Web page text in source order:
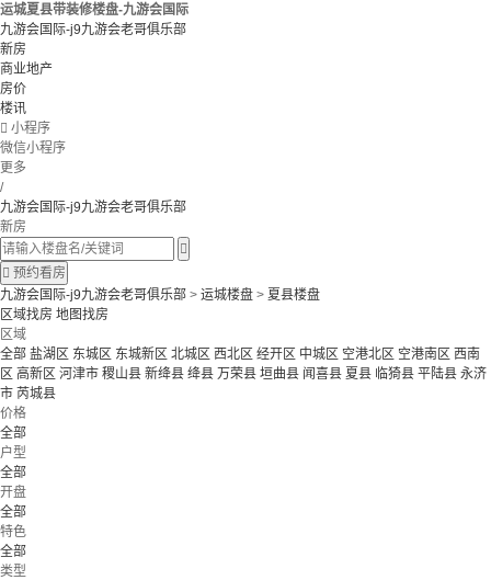
运城夏县带装修楼盘-九游会国际
九游会国际-j9九游会老哥俱乐部
新房
商业地产
房价
楼讯
 小程序
微信小程序
更多
/
九游会国际-j9九游会老哥俱乐部
新房

 预约看房
九游会国际-j9九游会老哥俱乐部 > 运城楼盘 > 夏县楼盘
区域找房 地图找房
区域
全部 盐湖区 东城区 东城新区 北城区 西北区 经开区 中城区 空港北区 空港南区 西南
区 高新区 河津市 稷山县 新绛县 绛县 万荣县 垣曲县 闻喜县 夏县 临猗县 平陆县 永济
市 芮城县
价格
全部
户型
全部
开盘
全部
特色
全部
类型